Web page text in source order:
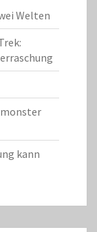
Welten
kann